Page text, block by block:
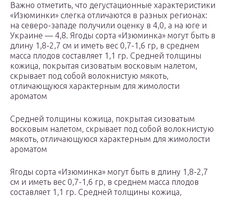
Важно отметить, что дегустационные характеристики
«Изюминки» слегка отличаются в разных регионах:
на северо-западе получили оценку в 4,0, а на юге и
Украине — 4,8. Ягоды сорта «Изюминка» могут быть в
длину 1,8-2,7 см и иметь вес 0,7-1,6 гр, в среднем
масса плодов составляет 1,1 гр. Средней толщины
кожица, покрытая сизоватым восковым налетом,
скрывает под собой волокнистую мякоть,
отличающуюся характерным для жимолости
ароматом
Средней толщины кожица, покрытая сизоватым
восковым налетом, скрывает под собой волокнистую
мякоть, отличающуюся характерным для жимолости
ароматом
Ягоды сорта «Изюминка» могут быть в длину 1,8-2,7
см и иметь вес 0,7-1,6 гр, в среднем масса плодов
составляет 1,1 гр. Средней толщины кожица,